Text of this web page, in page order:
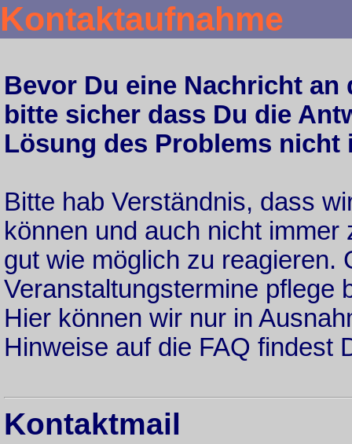
Kontaktaufnahme
Bevor Du eine Nachricht
bitte sicher dass Du die
Lösung des Problems
Bitte hab Verständnis, dass
können und auch nicht
gut wie möglich zu reagieren.
Veranstaltungstermine pflege
Hier können wir nur in
Hinweise auf die FAQ findest
Kontaktmail